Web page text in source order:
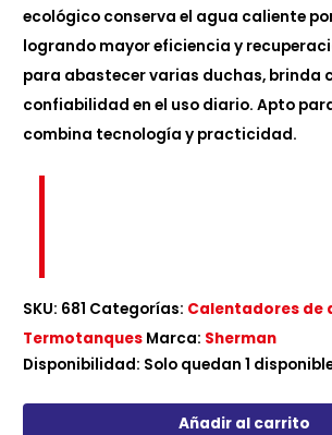
ecológico conserva el agua caliente
logrando mayor eficiencia y
para abastecer varias duchas, brinda
confiabilidad en el uso diario. Apto
combina tecnología y practicidad.
SKU: 681 Categorías: Calentadores de
Termotanques Marca: Sherman
Disponibilidad: Solo quedan 1
Añadir al carrito